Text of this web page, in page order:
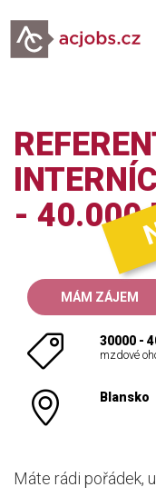
- 40.000
MÁM ZÁJEM
30000 -
mzdové
Blansko
Máte rádi pořádek,